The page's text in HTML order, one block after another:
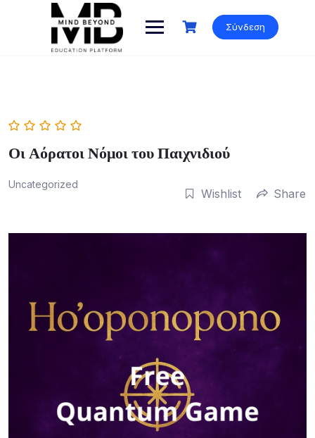
Σύνδεση
Οι Αόρατοι Νόμοι του Παιχνιδιού
Uncategorized
Wishlist Share